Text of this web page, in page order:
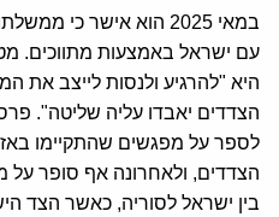
במאי 2025 הוא אישר כי
עם ישראל באמצעות מתווכים.
היא "להרגיע ולנסות לייצב את
הצדדים יאבדו עליה שליטה".
לספר על מפגשים שהתקיימו
הצדדים, ולאחרונה אף סופר על
בין ישראל לסוריה, כאשר הצד